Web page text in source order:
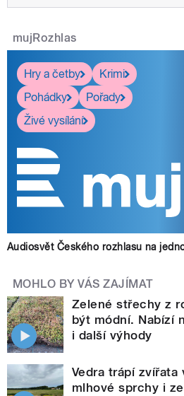
mujRozhlas
Hry a četby
Krimi
Pohádky
Pořady
Živé vysílání
Audiosvět Českého rozhlasu na
MOHLO BY VÁS ZAJÍMAT
Zelené střechy z
být módní. Nabízí
i další výhody
Vedra trápí
mlhové sprchy i